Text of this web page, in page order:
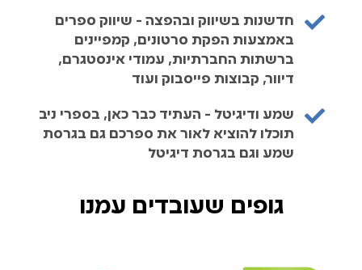
חדשנות בשיווק ובהפצה - שיווק ספרים
באמצעות הפקת סרטונים, קמפיינים
ברשתות החברתיות, עמודי אינסטגרם,
דיוור, קבוצות פייסבוק ועוד
שמע ודיגיטל - העתיד כבר כאן, בספרי ניב
תוכלו להוציא לאור את ספרכם גם בגרסת
שמע וגם בגרסת דיגיטל
גופים שעובדים עמנו